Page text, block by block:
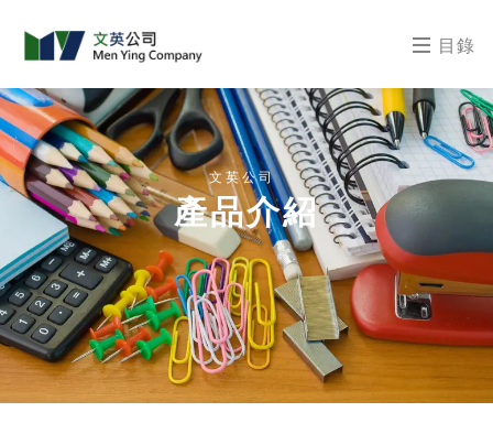
目錄
文英公司
產品介紹